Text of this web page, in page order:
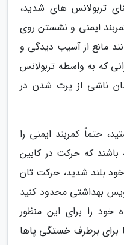
تربولانس های شدید،
ایمنی و نشستن روی
مانع از آسیب دیدگی و
که به واسطه تربولانس
ناشی از پرت شدن در
حتماً کمربند ایمنی را
باشند که حرکت در کابین
بلند شدید، حرکت تان
بهداشتی محدود کنید
خود را برای این منظور
برای برطرف خستگی پاها